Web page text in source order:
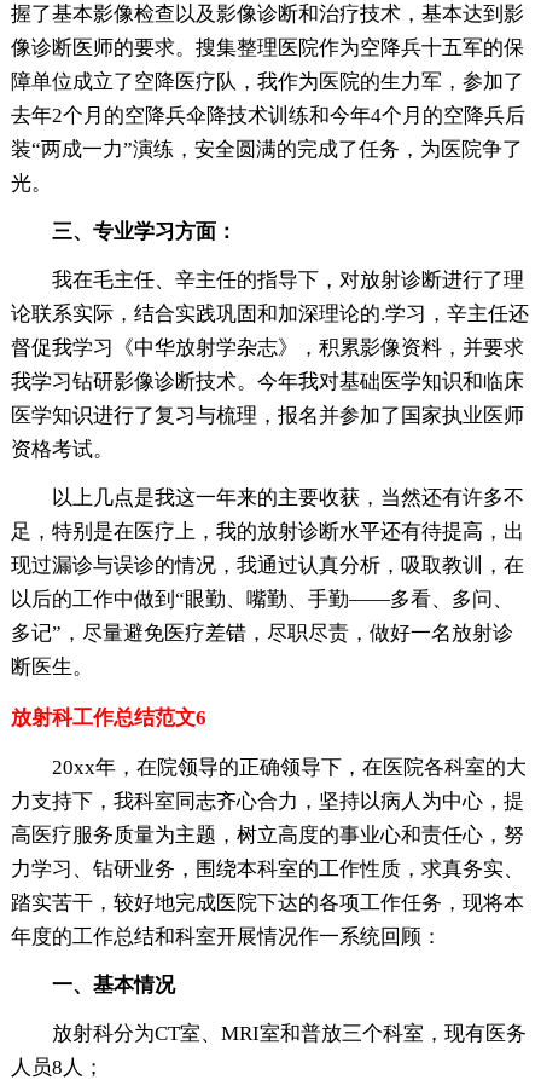
握了基本影像检查以及影像诊断和治疗技术，基本达到影
像诊断医师的要求。搜集整理医院作为空降兵十五军的保
障单位成立了空降医疗队，我作为医院的生力军，参加了
去年2个月的空降兵伞降技术训练和今年4个月的空降兵后
装“两成一力”演练，安全圆满的完成了任务，为医院争了
光。
三、专业学习方面：
我在毛主任、辛主任的指导下，对放射诊断进行了理
论联系实际，结合实践巩固和加深理论的.学习，辛主任还
督促我学习《中华放射学杂志》，积累影像资料，并要求
我学习钻研影像诊断技术。今年我对基础医学知识和临床
医学知识进行了复习与梳理，报名并参加了国家执业医师
资格考试。
以上几点是我这一年来的主要收获，当然还有许多不
足，特别是在医疗上，我的放射诊断水平还有待提高，出
现过漏诊与误诊的情况，我通过认真分析，吸取教训，在
以后的工作中做到“眼勤、嘴勤、手勤——多看、多问、
多记”，尽量避免医疗差错，尽职尽责，做好一名放射诊
断医生。
放射科工作总结范文6
20xx年，在院领导的正确领导下，在医院各科室的大
力支持下，我科室同志齐心合力，坚持以病人为中心，提
高医疗服务质量为主题，树立高度的事业心和责任心，努
力学习、钻研业务，围绕本科室的工作性质，求真务实、
踏实苦干，较好地完成医院下达的各项工作任务，现将本
年度的工作总结和科室开展情况作一系统回顾：
一、基本情况
放射科分为CT室、MRI室和普放三个科室，现有医务
人员8人；